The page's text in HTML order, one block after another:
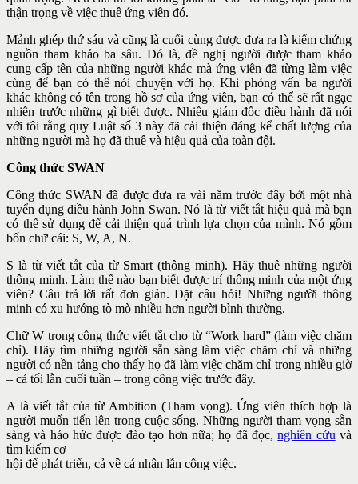
thận trọng về việc thuê ứng viên đó.
Mảnh ghép thứ sáu và cũng là cuối cùng được đưa ra là kiểm chứng
nguồn tham khảo ba sâu. Đó là, đề nghị người được tham khảo
cung cấp tên của những người khác mà ứng viên đã từng làm việc
cùng để bạn có thể nói chuyện với họ. Khi phỏng vấn ba người
khác không có tên trong hồ sơ của ứng viên, bạn có thể sẽ rất ngạc
nhiên trước những gì biết được. Nhiều giám đốc điều hành đã nói
với tôi rằng quy Luật số 3 này đã cải thiện đáng kể chất lượng của
những người mà họ đã thuê và hiệu quả của toàn đội.
Công thức SWAN
Công thức SWAN đã được đưa ra vài năm trước đây bởi một nhà
tuyển dụng điều hành John Swan. Nó là từ viết tắt hiệu quả mà bạn
có thể sử dụng để cải thiện quá trình lựa chọn của mình. Nó gồm
bốn chữ cái: S, W, A, N.
S là từ viết tắt của từ Smart (thông minh). Hãy thuê những người
thông minh. Làm thế nào bạn biết được trí thông minh của một ứng
viên? Câu trả lời rất đơn giản. Đặt câu hỏi! Những người thông
minh có xu hướng tò mò nhiều hơn người bình thường.
Chữ W trong công thức viết tắt cho từ “Work hard” (làm việc chăm
chỉ). Hãy tìm những người sẵn sàng làm việc chăm chỉ và những
người có nền tảng cho thấy họ đã làm việc chăm chỉ trong nhiều giờ
– cả tối lẫn cuối tuần – trong công việc trước đây.
A là viết tắt của từ Ambition (Tham vọng). Ứng viên thích hợp là
người muốn tiến lên trong cuộc sống. Những người tham vọng sẵn
sàng và háo hức được đào tạo hơn nữa; họ đã đọc,nghiên cứu và
tìm kiếm cơ
hội để phát triển, cả về cá nhân lẫn công việc.